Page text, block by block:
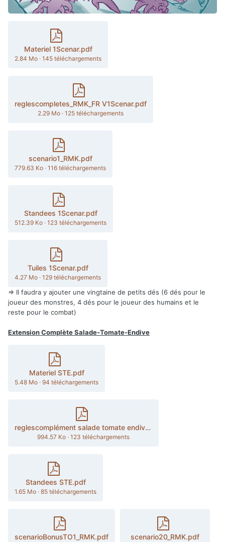
Materiel 1Scenar.pdf
2.84 Mo · 145 téléchargements
reglescompletes_RMK_FR V1Scenar.pdf
2.29 Mo · 125 téléchargements
scenario1_RMK.pdf
779.63 Ko · 116 téléchargements
Standees 1Scenar.pdf
512.39 Ko · 123 téléchargements
Tuiles 1Scenar.pdf
4.27 Mo · 129 téléchargements
=> Il faudra y ajouter une vingtaine de petits dés (6 dés pour le
joueur des monstres, 4 dés pour le joueur des humains et le
reste pour le combat)
Extension Complète Salade-Tomate-Endive
Materiel STE.pdf
5.48 Mo · 94 téléchargements
reglescomplément salade tomate endive_RMK_FR.pdf
994.57 Ko · 123 téléchargements
Standees STE.pdf
1.65 Mo · 85 téléchargements
scenarioBonusTO1_RMK.pdf scenario20_RMK.pdf